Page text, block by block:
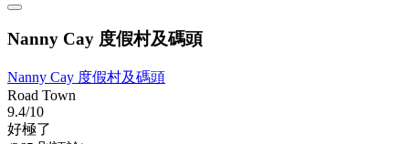
Nanny Cay 度假村及碼頭
Nanny Cay 度假村及碼頭
Road Town
9.4/10
好極了